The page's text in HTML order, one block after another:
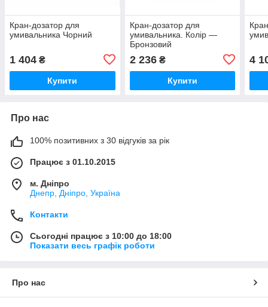
Кран-дозатор для
умивальника Чорний
1 404 ₴
Купити
Кран-дозатор для
умивальника. Колір —
Бронзовий
2 236₴
Купити
4
Про нас
100% позитивних з 30 відгуків за рік
Працює з 01.10.2015
м. Дніпро
Днепр, Дніпро, Україна
Контакти
Сьогодні працює з 10:00 до 18:00
Показати весь графік роботи
Про нас